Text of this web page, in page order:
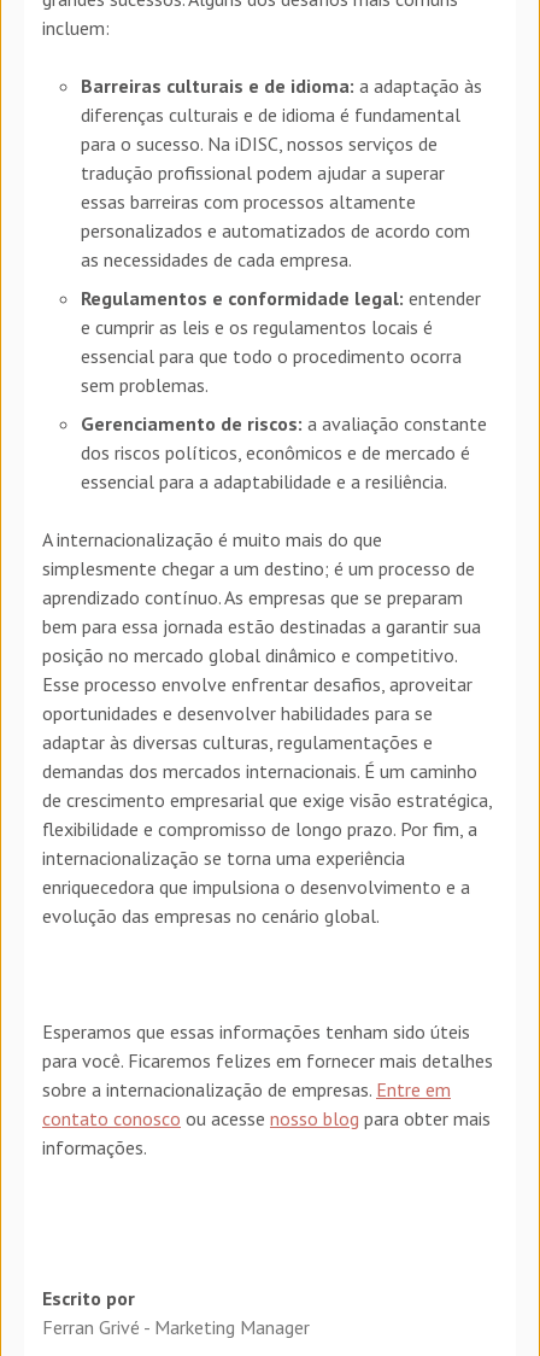
incluem:
Barreiras culturais e de idioma: a adaptação às
diferenças culturais e de idioma é fundamental
para o sucesso. Na iDISC, nossos serviços de
tradução profissional podem ajudar a superar
essas barreiras com processos altamente
personalizados e automatizados de acordo com
as necessidades de cada empresa.
Regulamentos e conformidade legal: entender
e cumprir as leis e os regulamentos locais é
essencial para que todo o procedimento ocorra
sem problemas.
Gerenciamento de riscos: a avaliação constante
dos riscos políticos, econômicos e de mercado é
essencial para a adaptabilidade e a resiliência.
A internacionalização é muito mais do que
simplesmente chegar a um destino; é um processo de
aprendizado contínuo. As empresas que se preparam
bem para essa jornada estão destinadas a garantir sua
posição no mercado global dinâmico e competitivo.
Esse processo envolve enfrentar desafios, aproveitar
oportunidades e desenvolver habilidades para se
adaptar às diversas culturas, regulamentações e
demandas dos mercados internacionais. É um caminho
de crescimento empresarial que exige visão estratégica,
flexibilidade e compromisso de longo prazo. Por fim, a
internacionalização se torna uma experiência
enriquecedora que impulsiona o desenvolvimento e a
evolução das empresas no cenário global.
Esperamos que essas informações tenham sido úteis
para você. Ficaremos felizes em fornecer mais detalhes
sobre a internacionalização de empresas. Entre em
contato conosco ou acesse nosso blog para obter mais
informações.
Escrito por
Ferran Grivé - Marketing Manager